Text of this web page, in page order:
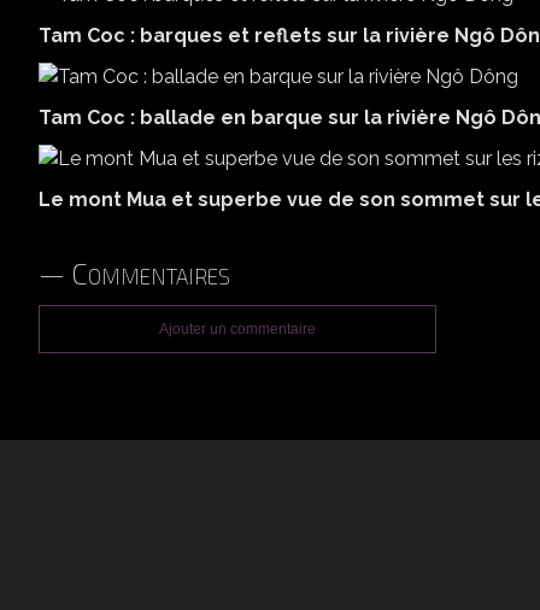
Tam Coc : barques et reflets sur la rivière Ngô
Tam Coc : ballade en barque sur la rivière Ngô
Le mont Mua et superbe vue de son sommet sur
Commentaires
Ajouter un commentaire